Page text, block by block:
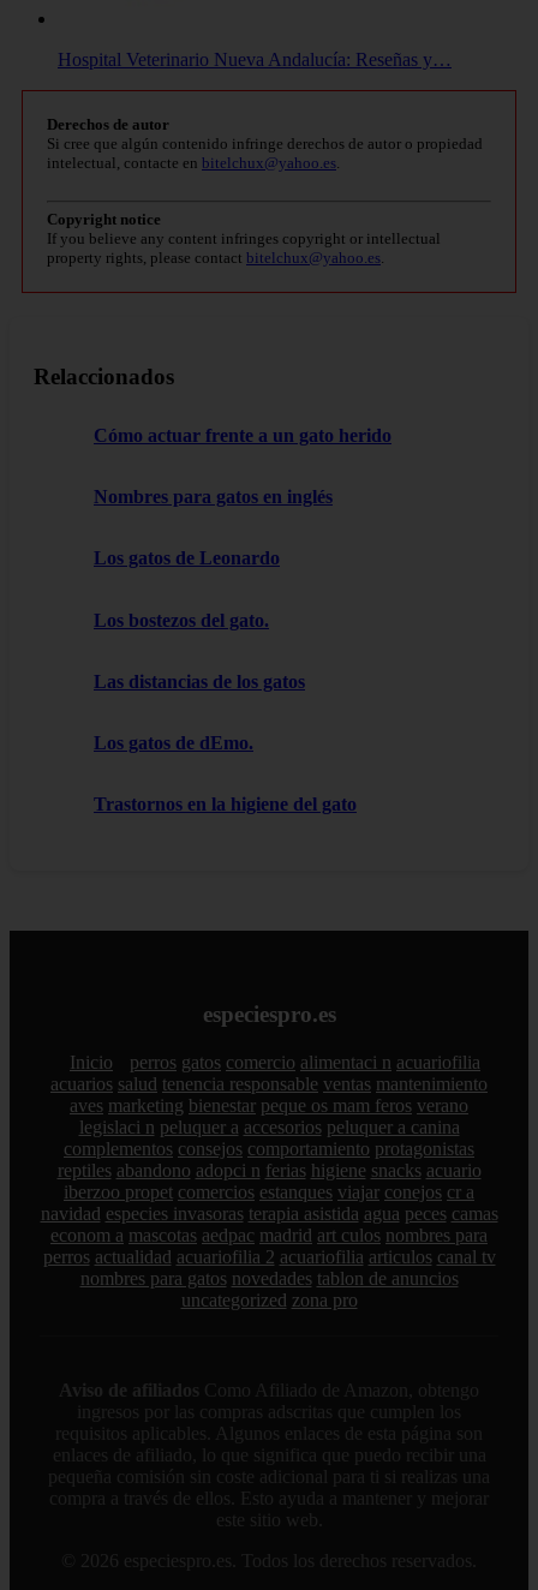
Hospital Veterinario Nueva Andalucía: Reseñas y…
Derechos de autor
Si cree que algún contenido infringe derechos de autor o propiedad
intelectual, contacte en bitelchux@yahoo.es.
Copyright notice
If you believe any content infringes copyright or intellectual
property rights, please contact bitelchux@yahoo.es.
Relaccionados
Cómo actuar frente a un gato herido
Nombres para gatos en inglés
Los gatos de Leonardo
Los bostezos del gato.
Las distancias de los gatos
Los gatos de dEmo.
Trastornos en la higiene del gato
especiespro.es
Inicio perros gatos comercio alimentaci n acuariofilia
acuarios salud tenencia responsable ventas mantenimiento
aves marketing bienestar peque os mam feros verano
legislaci n peluquer a accesorios peluquer a canina
complementos consejos comportamiento protagonistas
reptiles abandono adopci n ferias higiene snacks acuario
iberzoo propet comercios estanques viajar conejos cr a
navidad especies invasoras terapia asistida agua peces camas
econom a mascotas aedpac madrid art culos nombres para
perros actualidad acuariofilia 2 acuariofilia articulos canal tv
nombres para gatos novedades tablon de anuncios
uncategorized zona pro
Aviso de afiliados Como Afiliado de Amazon, obtengo
ingresos por las compras adscritas que cumplen los
requisitos aplicables. Algunos enlaces de esta página son
enlaces de afiliado, lo que significa que puedo recibir una
pequeña comisión sin coste adicional para ti si realizas una
compra a través de ellos. Esto ayuda a mantener y mejorar
este sitio web.
© 2026 especiespro.es. Todos los derechos reservados.